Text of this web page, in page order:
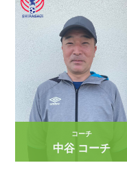
コーチ
中谷 コーチ